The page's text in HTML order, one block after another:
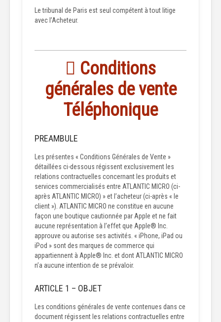
Le tribunal de Paris est seul compétent à tout litige
avec l’Acheteur.
Conditions
générales de vente
Téléphonique
PREAMBULE
Les présentes « Conditions Générales de Vente »
détaillées ci-dessous régissent exclusivement les
relations contractuelles concernant les produits et
services commercialisés entre ATLANTIC MICRO (ci-
après ATLANTIC MICRO) » et l’acheteur (ci-après « le
client »). ATLANTIC MICRO ne constitue en aucune
façon une boutique cautionnée par Apple et ne fait
aucune représentation à l’effet que Apple® Inc.
approuve ou autorise ses activités. « iPhone, iPad ou
iPod » sont des marques de commerce qui
appartiennent à Apple® Inc. et dont ATLANTIC MICRO
n’a aucune intention de se prévaloir.
ARTICLE 1 – OBJET
Les conditions générales de vente contenues dans ce
document régissent les relations contractuelles entre